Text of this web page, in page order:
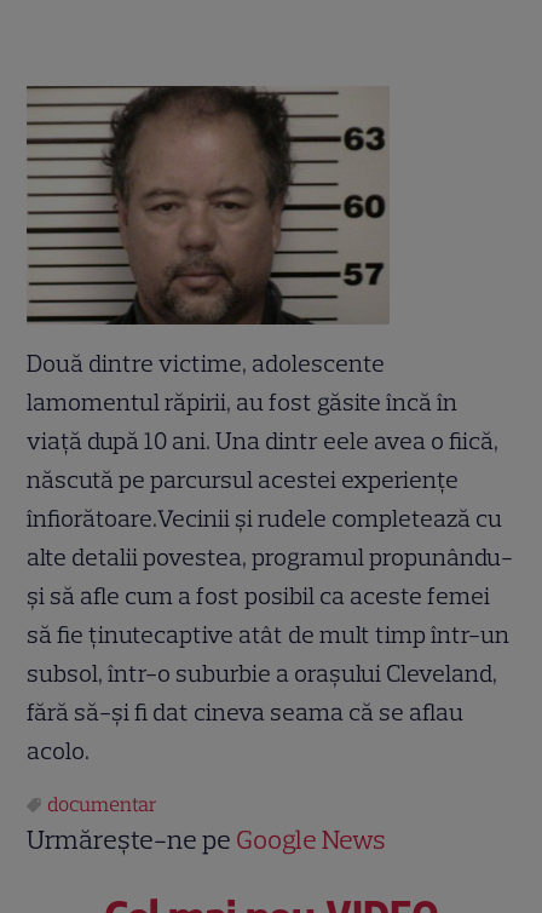
Două dintre victime, adolescente
lamomentul răpirii, au fost găsite încă în
viaţă după 10 ani. Una dintr eele avea o fiică,
născută pe parcursul acestei experienţe
înfiorătoare.Vecinii şi rudele completează cu
alte detalii povestea, programul propunându-
şi să afle cum a fost posibil ca aceste femei
să fie ţinutecaptive atât de mult timp într-un
subsol, într-o suburbie a oraşului Cleveland,
fără să-şi fi dat cineva seama că se aflau
acolo.
documentar
Urmărește-ne pe Google News